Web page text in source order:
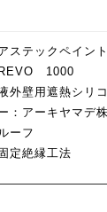
㎡
ステックペイン
1000
用遮熱シリコ
：アーキヤマデ
フ
絶縁工法